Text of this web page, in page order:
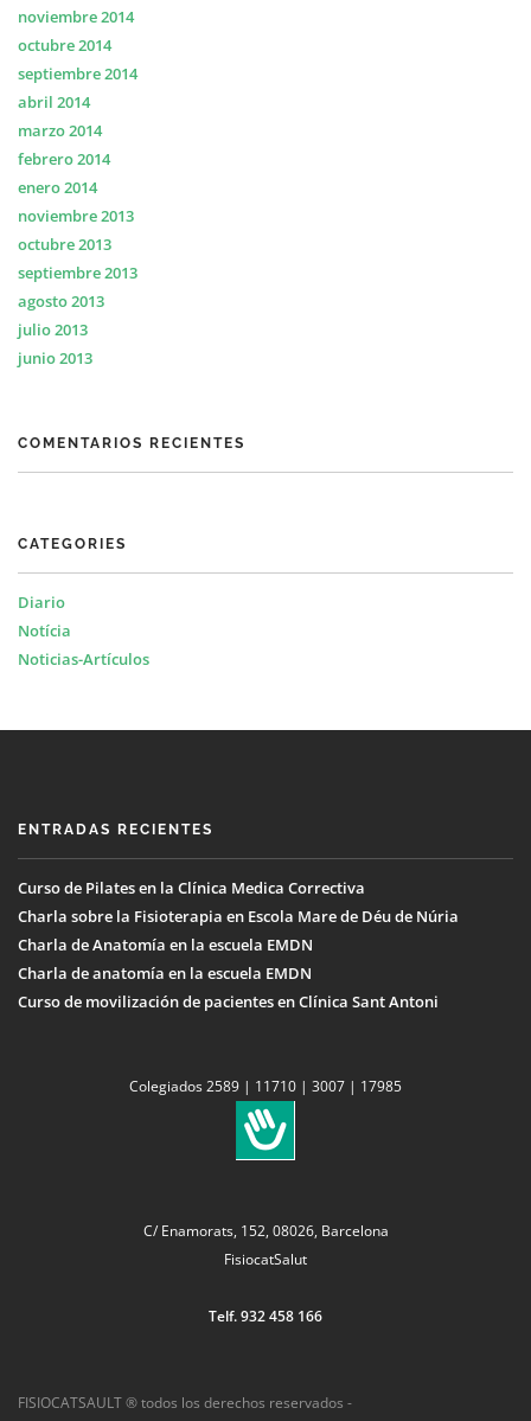
noviembre 2014
octubre 2014
septiembre 2014
abril 2014
marzo 2014
febrero 2014
enero 2014
noviembre 2013
octubre 2013
septiembre 2013
agosto 2013
julio 2013
junio 2013
COMENTARIOS RECIENTES
CATEGORIES
Diario
Notícia
Noticias-Artículos
ENTRADAS RECIENTES
Curso de Pilates en la Clínica Medica Correctiva
Charla sobre la Fisioterapia en Escola Mare de Déu de Núria
Charla de Anatomía en la escuela EMDN
Charla de anatomía en la escuela EMDN
Curso de movilización de pacientes en Clínica Sant Antoni
Colegiados 2589 | 11710 | 3007 | 17985
C/ Enamorats, 152, 08026, Barcelona
FisiocatSalut
Telf. 932 458 166
FISIOCATSAULT ® todos los derechos reservados -